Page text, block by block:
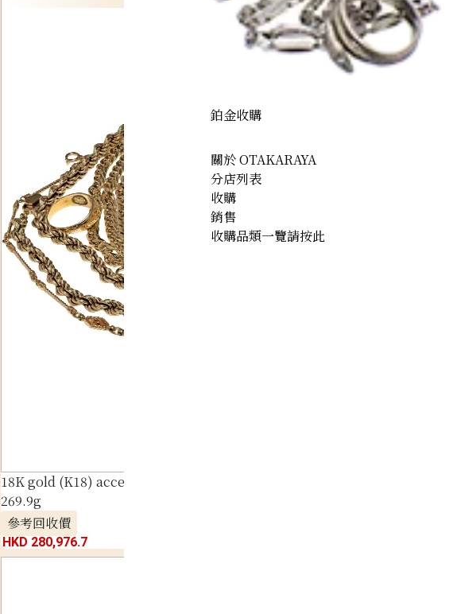
18K gold (K18) accessories summary
269.9g
參考回收價
HKD 280,976.7
鉑金收購
關於 OTAKARAYA
分店列表
收購
銷售
收購品類一覽請按此